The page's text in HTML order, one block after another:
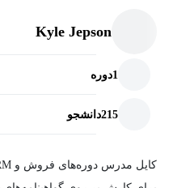
Kyle Jepson
1دوره
215دانشجو